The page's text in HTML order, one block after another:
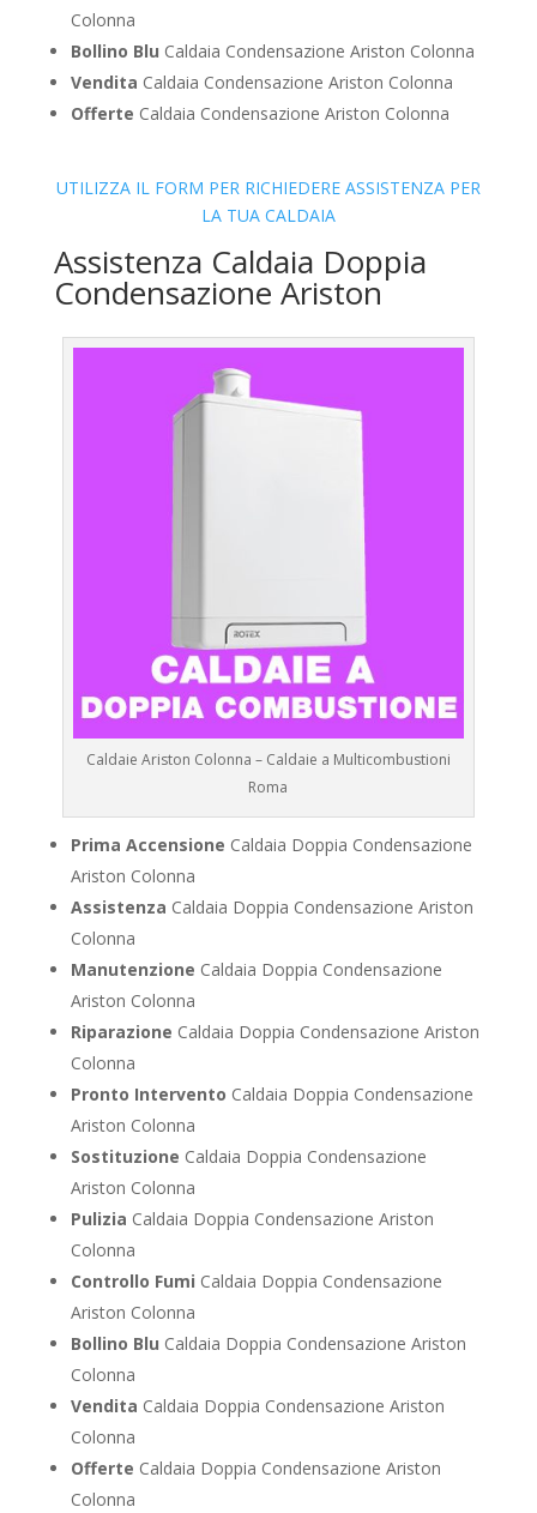
Colonna
Bollino Blu Caldaia Condensazione Ariston Colonna
Vendita Caldaia Condensazione Ariston Colonna
Offerte Caldaia Condensazione Ariston Colonna
UTILIZZA IL FORM PER RICHIEDERE ASSISTENZA PER
LA TUA CALDAIA
Assistenza Caldaia Doppia
Condensazione Ariston
Caldaie Ariston Colonna – Caldaie a Multicombustioni
Roma
Prima Accensione Caldaia Doppia Condensazione
Ariston Colonna
Assistenza Caldaia Doppia Condensazione Ariston
Colonna
Manutenzione Caldaia Doppia Condensazione
Ariston Colonna
Riparazione Caldaia Doppia Condensazione Ariston
Colonna
Pronto Intervento Caldaia Doppia Condensazione
Ariston Colonna
Sostituzione Caldaia Doppia Condensazione
Ariston Colonna
Pulizia Caldaia Doppia Condensazione Ariston
Colonna
Controllo Fumi Caldaia Doppia Condensazione
Ariston Colonna
Bollino Blu Caldaia Doppia Condensazione Ariston
Colonna
Vendita Caldaia Doppia Condensazione Ariston
Colonna
Offerte Caldaia Doppia Condensazione Ariston
Colonna